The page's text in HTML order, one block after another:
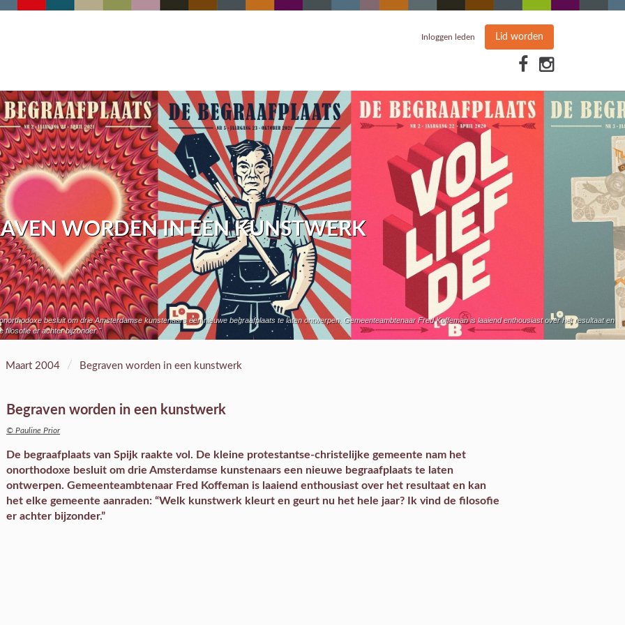
Inloggen leden Lid worden
WORDEN IN EEN KUNSTWERK
besluit om drie Amsterdamse kunstenaars een nieuwe begraafplaats te laten ontwerpen. Gemeenteambtenaar Fred Koffeman is laaiend enthousiast over het resultaat en
filosofie er achter bijzonder."
Maart 2004 / Begraven worden in een kunstwerk
Begraven worden in een kunstwerk
© Pauline Prior
De begraafplaats van Spijk raakte vol. De kleine protestantse-christelijke gemeente nam het
onorthodoxe besluit om drie Amsterdamse kunstenaars een nieuwe begraafplaats te laten
ontwerpen. Gemeenteambtenaar Fred Koffeman is laaiend enthousiast over het resultaat en kan
het elke gemeente aanraden: “Welk kunstwerk kleurt en geurt nu het hele jaar? Ik vind de filosofie
er achter bijzonder.”